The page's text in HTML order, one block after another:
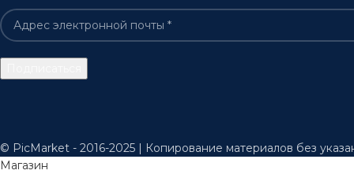
© PicMarket - 2016-2025 | Копирование материалов без
Магазин